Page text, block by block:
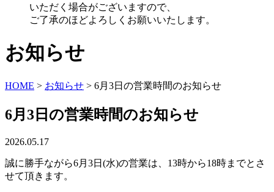
いただく場合がございますので、
ご了承のほどよろしくお願いいたします。
お知らせ
HOME > お知らせ > 6月3日の営業時間のお知らせ
6月3日の営業時間のお知らせ
2026.05.17
誠に勝手ながら6月3日(水)の営業は、13時から18時までとさ
せて頂きます。